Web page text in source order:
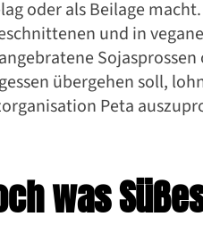
oder als Beilage
und in
übergehen soll,
Peta
was